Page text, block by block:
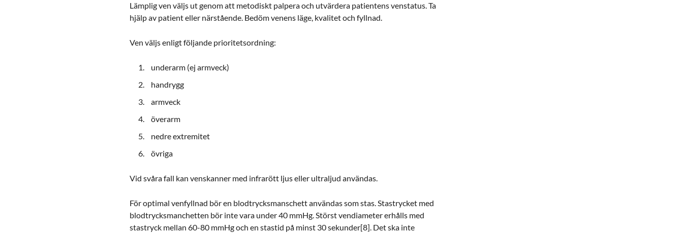
Lämplig ven väljs ut genom att metodiskt palpera och utvärdera patientens venstatus. Ta
hjälp av patient eller närstående. Bedöm venens läge, kvalitet och fyllnad.
Ven väljs enligt följande prioritetsordning:
underarm (ej armveck)
handrygg
armveck
överarm
nedre extremitet
övriga
Vid svåra fall kan venskanner med infrarött ljus eller ultraljud användas.
För optimal venfyllnad bör en blodtrycksmanschett användas som stas. Stastrycket med
blodtrycksmanchetten bör inte vara under 40 mmHg. Störst vendiameter erhålls med
stastryck mellan 60-80 mmHg och en stastid på minst 30 sekunder[8]. Det ska inte